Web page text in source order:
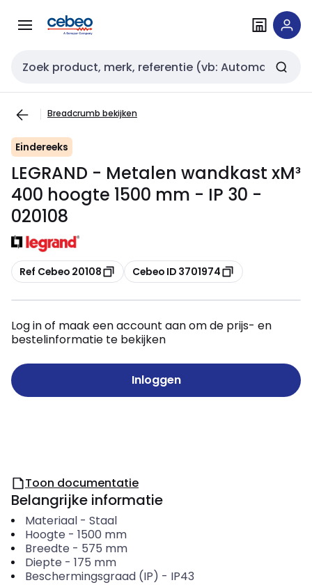
naar
naar
Zoekveld invoer
Breadcrumb bekijken
Eindereeks
LEGRAND - Metalen wandkast xM³
400 hoogte 1500 mm - IP 30 -
020108
Kopiëren
Ref Cebeo 20108 Kopiëren
Cebeo ID 3701974
Log in of maak een account aan om de prijs- en
bestelinformatie te bekijken
Inloggen
Toon documentatie
Belangrijke informatie
Materiaal- Staal
Hoogte - 1500 mm
Breedte - 575 mm
Diepte - 175 mm
Beschermingsgraad (IP) - IP43